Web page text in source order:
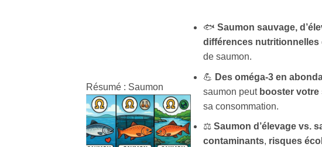
Résumé : Saumon
🐟 Saumon sauvage,
différences nutritionnelles
de saumon.
💪 Des oméga-3 en
saumon peut booster votre
sa consommation.
⚖️ Saumon d’élevage vs.
contaminants, risques